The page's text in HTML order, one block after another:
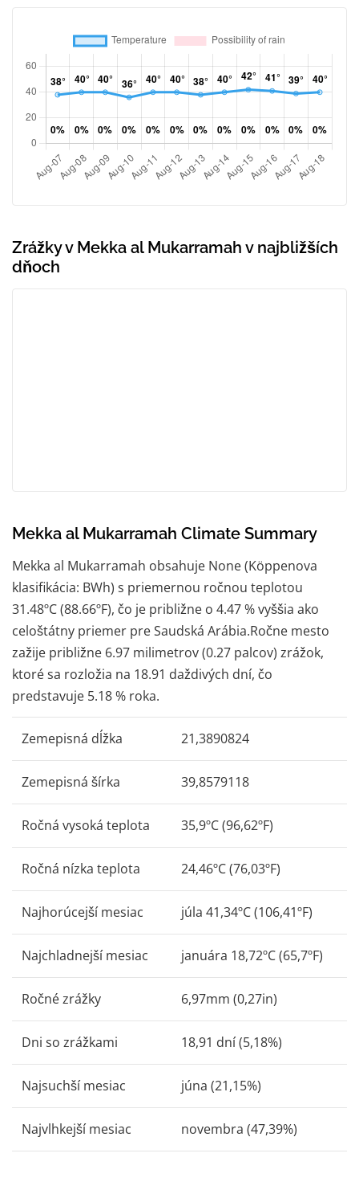
Zrážky v Mekka al Mukarramah v najbližších
dňoch
Mekka al Mukarramah Climate Summary
Mekka al Mukarramah obsahuje None (Köppenova
klasifikácia: BWh) s priemernou ročnou teplotou
31.48ºC (88.66ºF), čo je približne o 4.47 % vyššia ako
celoštátny priemer pre Saudská Arábia.Ročne mesto
zažije približne 6.97 milimetrov (0.27 palcov) zrážok,
ktoré sa rozložia na 18.91 daždivých dní, čo
predstavuje 5.18 % roka.
Zemepisná dĺžka 21,3890824
Zemepisná šírka 39,8579118
Ročná vysoká teplota 35,9ºC (96,62ºF)
Ročná nízka teplota 24,46ºC (76,03ºF)
Najhorúcejší mesiac júla 41,34ºC (106,41ºF)
Najchladnejší mesiac januára 18,72ºC (65,7ºF)
Ročné zrážky 6,97mm (0,27in)
Dni so zrážkami 18,91 dní (5,18%)
Najsuchší mesiac júna (21,15%)
Najvlhkejší mesiac novembra (47,39%)